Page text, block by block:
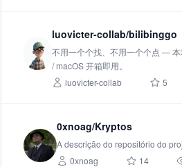
luovicter-collab/bilibinggo
不用一个个找、不用一个个点 —
/ macOS 开箱即用。
luovicter-collab
5
0xnoag/Kryptos
A descrição do repositório do
0xnoag
14